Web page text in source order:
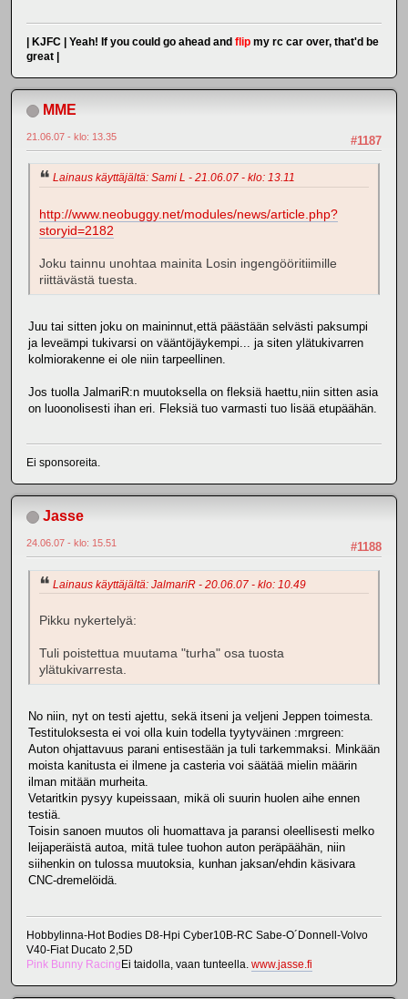
| KJFC | Yeah! If you could go ahead and flip my rc car over, that'd be
great |
MME
#1187
21.06.07 - klo: 13.35
Lainaus käyttäjältä: Sami L - 21.06.07 - klo: 13.11
http://www.neobuggy.net/modules/news/article.php?
storyid=2182
Joku tainnu unohtaa mainita Losin ingengööritiimille
riittävästä tuesta.
Juu tai sitten joku on maininnut,että päästään selvästi paksumpi
ja leveämpi tukivarsi on vääntöjäykempi... ja siten ylätukivarren
kolmiorakenne ei ole niin tarpeellinen.
Jos tuolla JalmariR:n muutoksella on fleksiä haettu,niin sitten asia
on luoonolisesti ihan eri. Fleksiä tuo varmasti tuo lisää etupäähän.
Ei sponsoreita.
Jasse
#1188
24.06.07 - klo: 15.51
Lainaus käyttäjältä: JalmariR - 20.06.07 - klo: 10.49
Pikku nykertelyä:
Tuli poistettua muutama "turha" osa tuosta
ylätukivarresta.
No niin, nyt on testi ajettu, sekä itseni ja veljeni Jeppen toimesta.
Testituloksesta ei voi olla kuin todella tyytyväinen :mrgreen:
Auton ohjattavuus parani entisestään ja tuli tarkemmaksi. Minkään
moista kanitusta ei ilmene ja casteria voi säätää mielin määrin
ilman mitään murheita.
Vetaritkin pysyy kupeissaan, mikä oli suurin huolen aihe ennen
testiä.
Toisin sanoen muutos oli huomattava ja paransi oleellisesti melko
leijaperäistä autoa, mitä tulee tuohon auton peräpäähän, niin
siihenkin on tulossa muutoksia, kunhan jaksan/ehdin käsivara
CNC-dremelöidä.
Hobbylinna-Hot Bodies D8-Hpi Cyber10B-RC Sabe-O´Donnell-Volvo
V40-Fiat Ducato 2,5D
Pink Bunny RacingEi taidolla, vaan tunteella. www.jasse.fi